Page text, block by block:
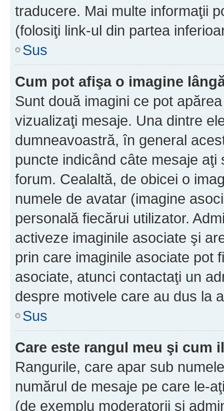
traducere. Mai multe informaţii
(folosiţi link-ul din partea
Sus
Cum pot afişa o imagine
Sunt două imagini ce pot
vizualizaţi mesaje. Una dintre
dumneavoastră, în general
puncte indicând câte mesaje
forum. Cealaltă, de obicei o
numele de avatar (imagine
personală fiecărui utilizator.
activeze imaginile asociate şi
prin care imaginile asociate pot
asociate, atunci contactaţi un
despre motivele care au dus la
Sus
Care este rangul meu şi cum
Rangurile, care apar sub
numărul de mesaje pe care le-
(de exemplu moderatorii şi